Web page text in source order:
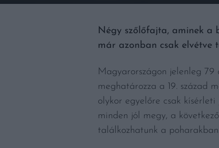
Négy szőlőfajta, aminek a
már azonban csak elvétve
Magyarországon jelenleg
meghatározza a 19. század
olykor egyelőre csak
minden jól megy, a
találkozhatunk a poharakban.